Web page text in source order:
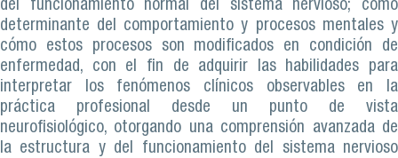
del funcionamiento normal del sistema nervioso; como
determinante del comportamiento y procesos mentales y
cómo estos procesos son modificados en condición de
enfermedad, con el fin de adquirir las habilidades para
interpretar los fenómenos clínicos observables en la
práctica profesional desde un punto de vista
neurofisiológico, otorgando una comprensión avanzada de
la estructura y del funcionamiento del sistema nervioso